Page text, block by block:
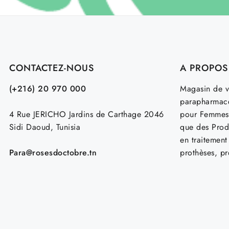
CONTACTEZ-NOUS
(+216) 20 970 000
4 Rue JERICHO Jardins de Carthage 2046
Sidi Daoud, Tunisia
Para@rosesdoctobre.tn
A PROPOS
Magasin de
pour
que des
en
prothèses,